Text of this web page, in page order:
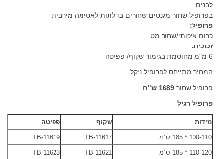
לבנים.
בפרופיל שחור מגנטים שחורים בדלתות לאטימה מירבית
פרופיל:
כרום איכותי/שחור מט
זכוכית:
6 מ"מ מחוסמת בגימור שקוף/ פפיטה
המחיר מתייחס לפרופיל ניקל.
פרופיל שחור
פרופיל רגיל
מידות שקוף פפיטה
100-110 * 185 ס"מ TB-11617
TB-11619
110-120 * 185 ס"מ TB-11621
TB-11623